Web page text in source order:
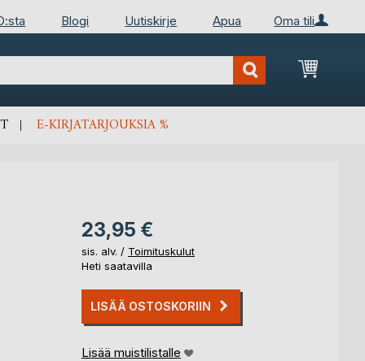
Oma tili
Blogi Uutiskirje Apua
E-KIRJATARJOUKSIA %
23,95 €
sis. alv. / Toimituskulut
Heti saatavilla
LISÄÄ OSTOSKORIIN
Lisää muistilistalle